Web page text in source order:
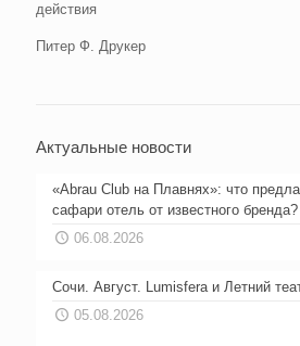
действия
Питер Ф. Друкер
Актуальные новости
«Abrau Club на Плавнях»: что
сафари отель от известного бренда?
06.08.2026
Сочи. Август. Lumisfera и Летний
05.08.2026